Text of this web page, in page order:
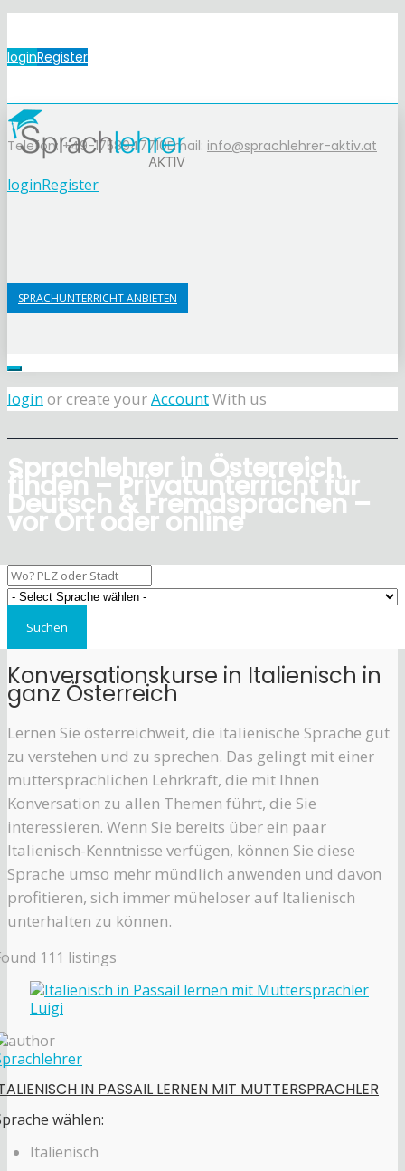
loginRegister
Telefon: +49-1758947710Email: info@sprachlehrer-aktiv.at
loginRegister
SPRACHUNTERRICHT ANBIETEN
loginor create yourAccountWith us
Sprachlehrer in Österreich
finden – Privatunterricht für
Deutsch & Fremdsprachen –
vor Ort oder online
Konversationskurse in Italienisch in
ganz Österreich
Lernen Sie österreichweit, die italienische Sprache gut
zu verstehen und zu sprechen. Das gelingt mit einer
muttersprachlichen Lehrkraft, die mit Ihnen
Konversation zu allen Themen führt, die Sie
interessieren. Wenn Sie bereits über ein paar
Italienisch-Kenntnisse verfügen, können Sie diese
Sprache umso mehr mündlich anwenden und davon
profitieren, sich immer müheloser auf Italienisch
unterhalten zu können.
111 listings
IN PASSAIL LERNEN MIT MUTTERSPRACHLER
wählen:
Italienisch